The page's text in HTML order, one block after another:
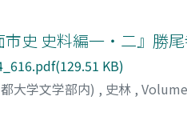
市史 史料編一・二』勝
KB)
大学文学部内) , 史林 ,